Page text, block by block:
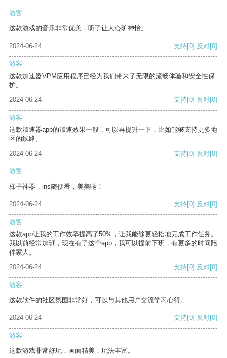
游客
这款游戏的音乐非常优美，听了让人心旷神怡。
2024-06-24 支持[0] 反对[0]
游客
这款加速器VPM应用程序已经为我们带来了无限的流畅体验和安全性保
护。
2024-06-24
支持[0] 反对[0]
游客
这款加速器app的加速效果一般，可以再提升一下，比如能够支持更多地
区的线路。
2024-06-24
支持[0] 反对[0]
游客
梯子神器，ins随便看，美美哒！
2024-06-24 支持[0] 反对[0]
游客
这款app让我的工作效率提高了50%，让我能够更轻松地完成工作任务。
我以前经常加班，现在有了这个app，我可以提前下班，有更多的时间陪
伴家人。
2024-06-24
支持[0] 反对[0]
游客
这款软件的社区氛围非常好，可以与其他用户交流学习心得。
2024-06-24 支持[0] 反对[0]
游客
这款游戏非常好玩，画面精美，玩法丰富。